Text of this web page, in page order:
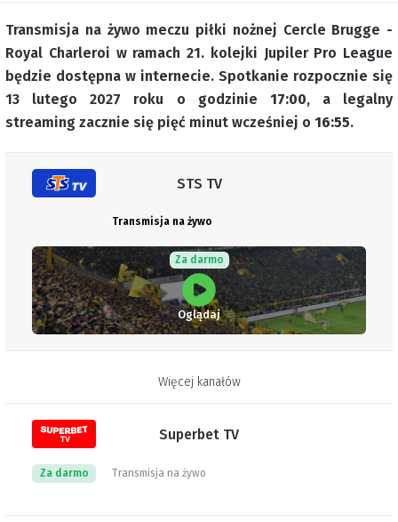
Transmisja na żywo meczu piłki nożnej Cercle Brugge -
Royal Charleroi w ramach 21. kolejki Jupiler Pro League
będzie dostępna w internecie. Spotkanie rozpocznie się
13 lutego 2027 roku o godzinie 17:00, a legalny
streaming zacznie się pięć minut wcześniej o 16:55.
STS TV
Transmisja na żywo
Za darmo
Oglądaj
Więcej kanałów
Superbet TV
Transmisja na żywo
Za darmo